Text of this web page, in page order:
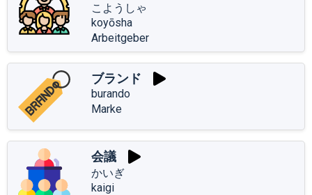
こようしゃ
koyōsha
Arbeitgeber
ブランド
burando
Marke
会議
かいぎ
kaigi